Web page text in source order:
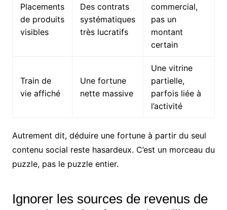
Placements
de produits
visibles
Des contrats
systématiques
très lucratifs
commercial,
pas un
montant
certain
Train de
vie affiché
Une fortune
nette massive
Une vitrine
partielle,
parfois liée à
l’activité
Autrement dit, déduire une fortune à partir du seul
contenu social reste hasardeux. C’est un morceau du
puzzle, pas le puzzle entier.
Ignorer les sources de revenus de